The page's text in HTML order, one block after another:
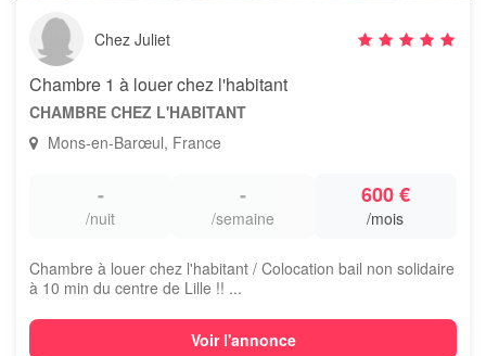
Chez Juliet
Chambre 1 à louer chez l'habitant
CHAMBRE CHEZ L'HABITANT
Mons-en-Barœul, France
-
/nuit
-
/semaine
600 €
/mois
Chambre à louer chez l'habitant / Colocation bail non solidaire
à 10 min du centre de Lille !! ...
Voir l'annonce